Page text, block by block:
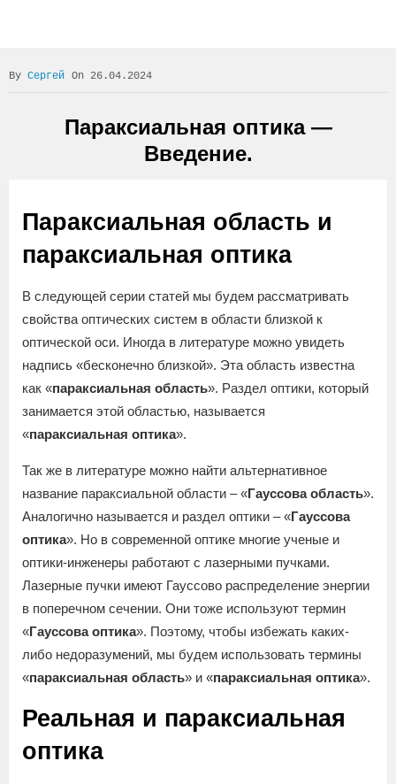
Сергей On 26.04.2024
Параксиальная оптика —
Введение.
Параксиальная область и
параксиальная оптика
В следующей серии статей мы будем рассматривать
свойства оптических систем в области близкой к
оптической оси. Иногда в литературе можно увидеть
надпись «бесконечно близкой». Эта область известна
как «параксиальная область». Раздел оптики, который
занимается этой областью, называется
«параксиальная оптика».
Так же в литературе можно найти альтернативное
название параксиальной области – «Гауссова область».
Аналогично называется и раздел оптики – «Гауссова
оптика». Но в современной оптике многие ученые и
оптики-инженеры работают с лазерными пучками.
Лазерные пучки имеют Гауссово распределение энергии
в поперечном сечении. Они тоже используют термин
«Гауссова оптика». Поэтому, чтобы избежать каких-
либо недоразумений, мы будем использовать термины
«параксиальная область» и «параксиальная оптика».
Реальная и параксиальная
оптика